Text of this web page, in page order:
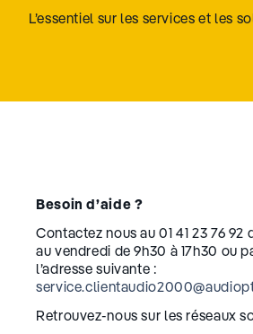
L’essentiel sur les services et les
Besoin d’aide ?
Contactez nous au 01 41 23 76 92
au vendredi de 9h30 à 17h30 ou
l’adresse suivante :
Retrouvez-nous sur les réseaux